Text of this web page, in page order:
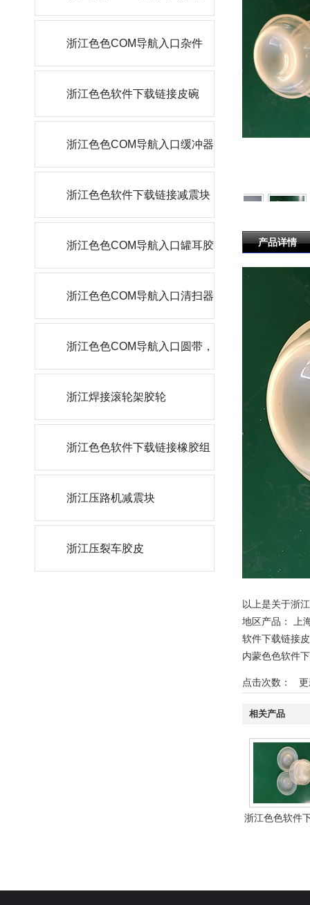
产品详情
以上是关于浙江
地区产品：
上
软件下载链接
内蒙色色软件
点击次数： 更
相关产品
浙江色色软件
浙江色色COM导航入口杂件
浙江色色软件下载链接皮碗
浙江色色COM导航入口缓冲器
浙江色色软件下载链接减震块
浙江色色COM导航入口罐耳胶
轮
浙江色色COM导航入口清扫器
刮刀
浙江色色COM导航入口圆带，
角带
浙江焊接滚轮架胶轮
浙江色色软件下载链接橡胶组
件
浙江压路机减震块
浙江压裂车胶皮